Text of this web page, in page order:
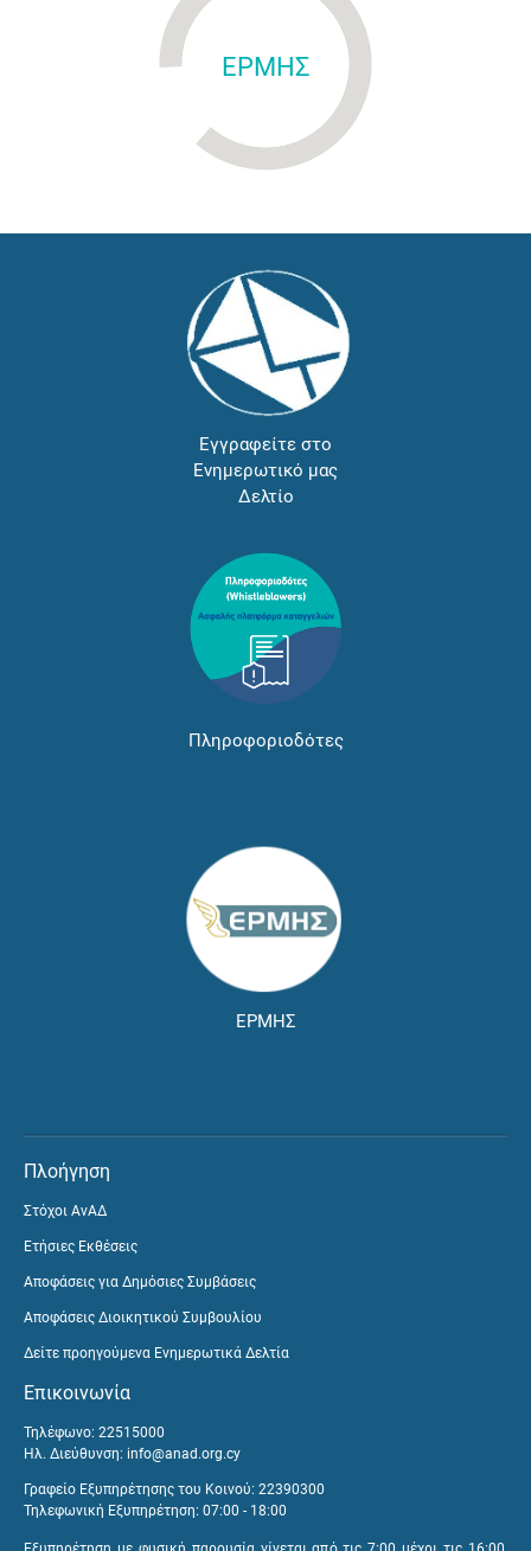
ΕΡΜΗΣ
Εγγραφείτε στο
Ενημερωτικό μας
Δελτίο
Πληροφοριοδότες
ΕΡΜΗΣ
Πλοήγηση
Στόχοι ΑνΑΔ
Ετήσιες Εκθέσεις
Αποφάσεις για Δημόσιες Συμβάσεις
Αποφάσεις Διοικητικού Συμβουλίου
Δείτε προηγούμενα Ενημερωτικά Δελτία
Επικοινωνία
Τηλέφωνο: 22515000
Ηλ. Διεύθυνση: info@anad.org.cy
Γραφείο Εξυπηρέτησης του Κοινού: 22390300
Τηλεφωνική Εξυπηρέτηση: 07:00 - 18:00